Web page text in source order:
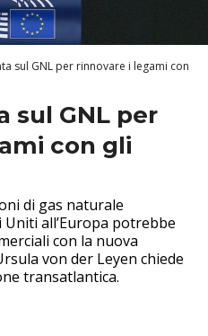
sul GNL per rinnovare i legami con
sul GNL per
con gli
di gas naturale
all’Europa potrebbe
con la nuova
von der Leyen chiede
transatlantica.